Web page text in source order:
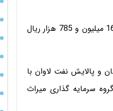
همچنین در بازار فرا‌بورس تعداد 163 هزار و 347 سهم اوراق بهادار به ارزش 4 میلیارد 160 میلیون و 785 هزار ریال
و پالایش نفت لاوان با
سرمایه گذاری میراث